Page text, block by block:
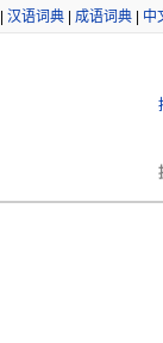
汉语词典| 成语词典| 中